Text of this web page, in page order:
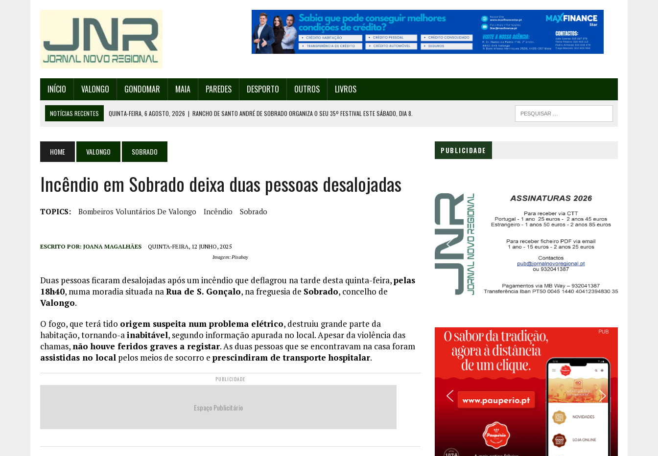
INÍCIO VALONGO GONDOMAR MAIA PAREDES DESPORTO OUTROS LIVROS
NOTÍCIAS RECENTES QUINTA-FEIRA, 6 AGOSTO, 2026 | RANCHO DE SANTO ANDRÉ DE SOBRADO ORGANIZA O SEU 35º FESTIVAL ESTE SÁBADO, DIA 8.
QUINTA-FEIRA, 6 AGOSTO, 2026 | 80 ANOS DE AEROPORTO É MOTIVO DE EXPOSIÇÃO NA MAIA
QUINTA-FEIRA, 6 AGOSTO, 2026
| DETIDO SUSPEITO DE INCÊNDIO FLORESTAL EM GONDOMAR
HOME VALONGO SOBRADO
Incêndio em Sobrado deixa duas pessoas desalojadas
TOPICS: Bombeiros Voluntários De Valongo Incêndio Sobrado
ESCRITO POR: JOANA MAGALHÃES QUINTA-FEIRA, 12 JUNHO, 2025
Imagem: Pixabay
Duas pessoas ficaram desalojadas após um incêndio que deflagrou na tarde desta quinta-feira,pelas
18h40, numa moradia situada naRua de S. Gonçalo, na freguesia de Sobrado, concelho de
Valongo.
O fogo, que terá tido origem suspeita num problema elétrico, destruiu grande parte da
habitação, tornando-ainabitável, segundo informação apurada no local. Apesar da violência das
chamas, não houve feridos graves a registar. As duas pessoas que se encontravam na casa foram
assistidas no local pelos meios de socorro e prescindiram de transporte hospitalar.
PUBLICIDADE
Espaço Publicitário
PUBLICIDADE